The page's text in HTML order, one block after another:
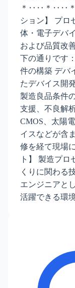
＊‥‥＊‥‥
ション】 プロ
体・電子デバ
および品質改
下の通りです
件の構築 デバ
たデバイス開
製造良品条件
支援、不良解
CMOS、太陽
イスなどが含
修を経て現場
ト】 製造プ
くりに関わる
エンジニアと
活躍できる環